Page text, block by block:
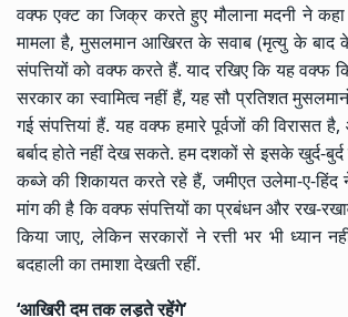
वक्फ एक्ट का जिक्र करते हुए मौलाना मदनी ने
मामला है, मुसलमान आखिरत के सवाब (मृत्यु के बाद
संपत्तियों को वक्फ करते हैं. याद रखिए कि यह वक्फ
सरकार का स्वामित्व नहीं हैं, यह सौ प्रतिशत
गई संपत्तियां हैं. यह वक्फ हमारे पूर्वजों की
बर्बाद होते नहीं देख सकते. हम दशकों से इसके खुर्द-
कब्जे की शिकायत करते रहे हैं, जमीएत उलेमा-ए-हिंद
मांग की है कि वक्फ संपत्तियों का प्रबंधन और रख-
किया जाए, लेकिन सरकारों ने रत्ती भर भी ध्यान
बदहाली का तमाशा देखती रहीं.
‘आखिरी दम तक लड़ते रहेंगे’